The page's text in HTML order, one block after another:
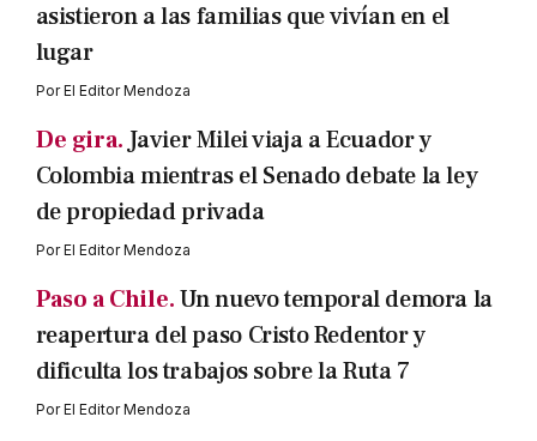
asistieron a las familias que vivían en el
lugar
PorEl Editor Mendoza
De gira. Javier Milei viaja a Ecuador y
Colombia mientras el Senado debate la ley
de propiedad privada
PorEl Editor Mendoza
Paso a Chile.Un nuevo temporal demora la
reapertura del paso Cristo Redentor y
dificulta los trabajos sobre la Ruta 7
PorEl Editor Mendoza